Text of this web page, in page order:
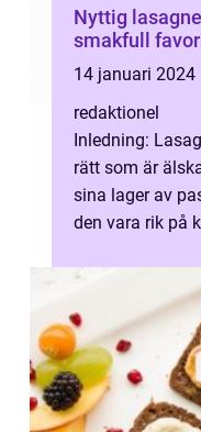
Nyttig
smakfull
14 januari 2024
redaktionel
Inledning:
rätt som är
sina lager av
den vara rik på